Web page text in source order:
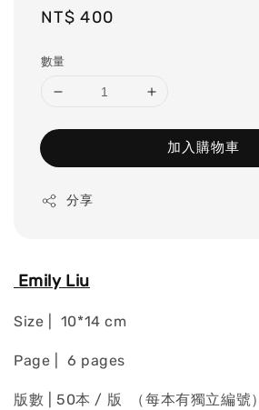
Regular
NT$ 400
數量
加入購物車
分享
Emily Liu
Size | 10*14 cm
Page | 6 pages
版數 | 50本 / 版 （每本有獨立編號）